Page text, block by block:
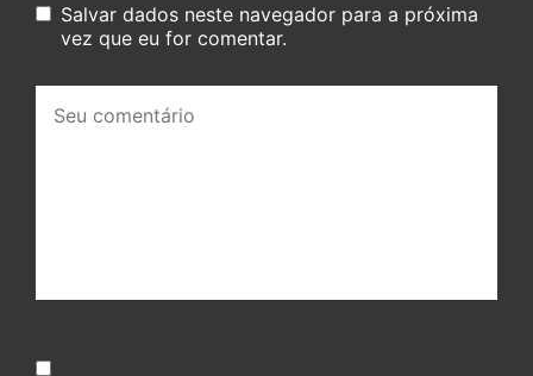
Salvar dados neste navegador para a próxima
vez que eu for comentar.
comentário: